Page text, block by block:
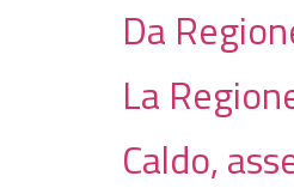
Da
La
Caldo,